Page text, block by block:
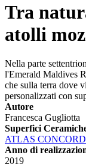
Tra
atolli
Nella parte
l'Emerald Maldives
che sulla terra dove
personalizzati con
Autore
Francesca Gugliotta
Superfici
ATLAS
Anno di
2019